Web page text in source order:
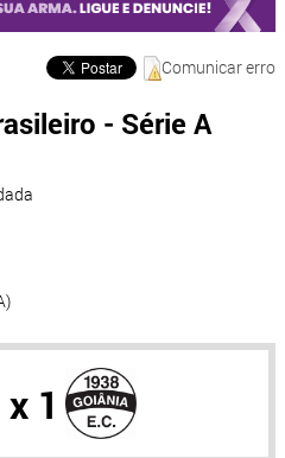
Comunicar erro
- Série A
1